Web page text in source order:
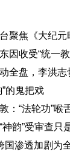
《大纪元时报》洗
因收受“统一
全盘，李洪
的鬼把戏
：“法轮功”喉
查只是时间问题关卫
国渗透加剧为